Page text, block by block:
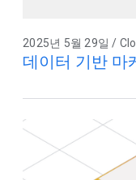
2025년 5월 29일 /
데이터 기반 마